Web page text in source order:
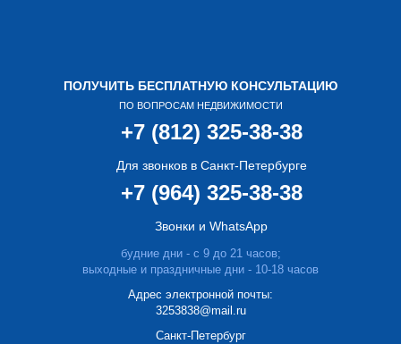
ПОЛУЧИТЬ БЕСПЛАТНУЮ КОНСУЛЬТАЦИЮ
ПО ВОПРОСАМ НЕДВИЖИМОСТИ
+7 (812) 325-38-38
Для звонков в Санкт-Петербурге
+7 (964) 325-38-38
Звонки и WhatsApp
будние дни - с 9 до 21 часов;
выходные и праздничные дни - 10-18 часов
Адрес электронной почты:
3253838@mail.ru
Cанкт-Петербург